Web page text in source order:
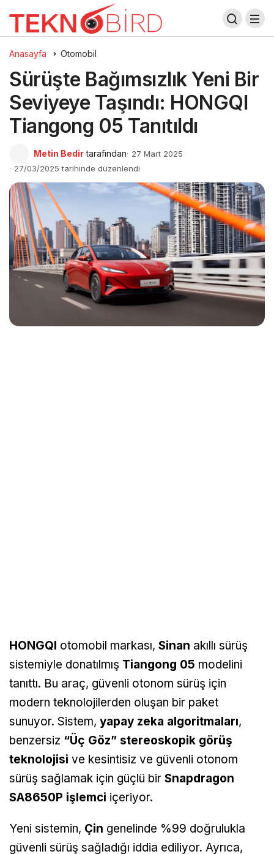
Anasayfa Otomobil
Sürüşte Bağımsızlık Yeni Bir
Seviyeye Taşındı: HONGQI
Tiangong 05 Tanıtıldı
Metin Bedir tarafından
27 Mart 2025
27/03/2025 tarihinde düzenlendi
HONGQI otomobil markası, Sinan akıllı sürüş
sistemiyle donatılmış Tiangong 05 modelini
tanıttı. Bu araç, güvenli otonom sürüş için
modern teknolojilerden oluşan bir paket
sunuyor. Sistem, yapay zeka algoritmaları,
benzersiz “Üç Göz” stereoskopik görüş
teknolojisi ve kesintisiz ve güvenli otonom
sürüş sağlamak için güçlü bir Snapdragon
SA8650P işlemci içeriyor.
Yeni sistemin, Çin genelinde %99 doğrulukla
güvenli sürüş sağladığı iddia ediliyor. Ayrıca,